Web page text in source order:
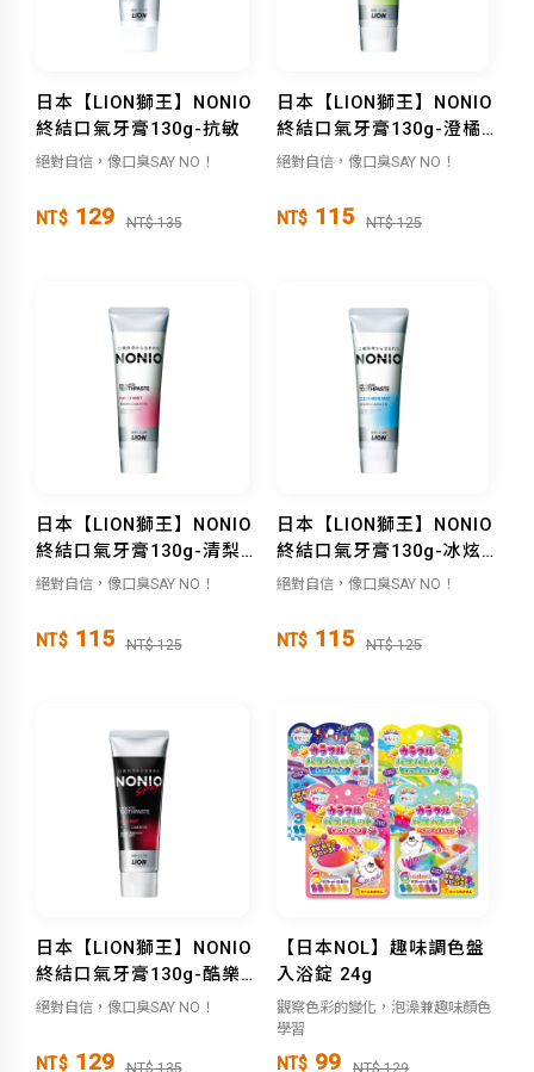
日本【LION獅王】NONIO
終結口氣牙膏130g-抗敏
絕對自信，像口臭SAY NO！
NT$ 129 NT$ 135
日本【LION獅王】NONIO
終結口氣牙膏130g-澄橘
薄荷
絕對自信，像口臭SAY NO！
NT$ 115 NT$ 125
日本【LION獅王】NONIO
終結口氣牙膏130g-清梨
薄荷
絕對自信，像口臭SAY NO！
NT$ 115 NT$ 125
日本【LION獅王】NONIO
終結口氣牙膏130g-冰炫
薄荷
絕對自信，像口臭SAY NO！
NT$ 115 NT$ 125
日本【LION獅王】NONIO
終結口氣牙膏130g-酷樂
薄荷
絕對自信，像口臭SAY NO！
NT$ 129 NT$ 135
【日本NOL】趣味調色盤
入浴錠 24g
觀察色彩的變化，泡澡兼趣味顏色
學習
NT$ 99 NT$ 129